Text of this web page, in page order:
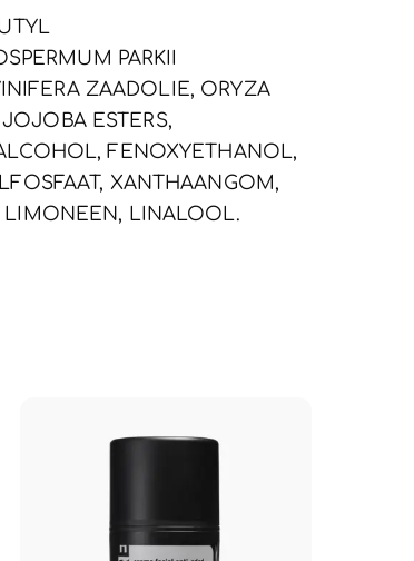
PARKII
ZAADOLIE, ORYZA
ESTERS,
FENOXYETHANOL,
XANTHAANGOM,
LIMONEEN, LINALOOL.